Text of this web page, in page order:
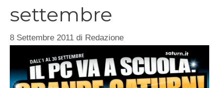
settembre
8 Settembre 2011 di Redazione